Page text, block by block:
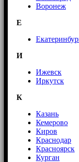
Воронеж
E
И
Ижевск
Иркутск
К
Казань
Кемерово
Киров
Краснодар
Красноярск
Курган